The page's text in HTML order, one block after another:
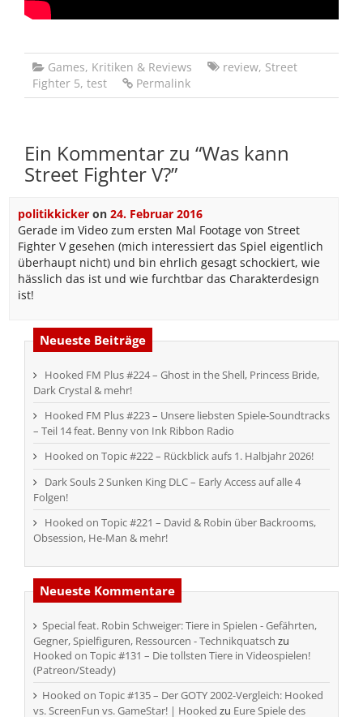
Games, Kritiken & Reviews review, Street
Fighter 5, test Permalink
Ein Kommentar zu “Was kann
Street Fighter V?”
politikkickeron 24. Februar 2016
Gerade im Video zum ersten Mal Footage von Street
Fighter V gesehen (mich interessiert das Spiel eigentlich
überhaupt nicht) und bin ehrlich gesagt schockiert, wie
hässlich das ist und wie furchtbar das Charakterdesign
ist!
Neueste Beiträge
Hooked FM Plus #224 – Ghost in the Shell, Princess Bride,
Dark Crystal & mehr!
Hooked FM Plus #223 – Unsere liebsten Spiele-Soundtracks
– Teil 14 feat. Benny von Ink Ribbon Radio
Hooked on Topic #222 – Rückblick aufs 1. Halbjahr 2026!
Dark Souls 2 Sunken King DLC – Early Access auf alle 4
Folgen!
Hooked on Topic #221 – David & Robin über Backrooms,
Obsession, He-Man & mehr!
Neueste Kommentare
Special feat. Robin Schweiger: Tiere in Spielen - Gefährten,
Gegner, Spielfiguren, Ressourcen - Technikquatsch zu
Hooked on Topic #131 – Die tollsten Tiere in Videospielen!
(Patreon/Steady)
Hooked on Topic #135 – Der GOTY 2002-Vergleich: Hooked
vs. ScreenFun vs. GameStar! | Hooked zu Eure Spiele des